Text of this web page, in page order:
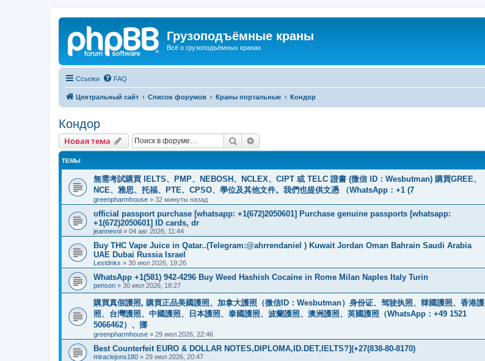
Грузоподъёмные краны
Всё о грузоподъёмных кранах
Ссылки FAQ
Центральный сайт Список форумов Краны портальные Кондор
Кондор
Новая тема Поиск
ТЕМЫ
無需考試購買 IELTS、PMP、NEBOSH、NCLEX、CIPT 或 TELC 證書 (微信 ID：Wesbutman) 購買GREE、
NCE、雅思、托福、PTE、CPSO、學位及其他文件。我們也提供文憑 （WhatsApp：+1 (7
greenpharmhouse » 32 минуты назад
official passport purchase [whatsapp: +1(672)2050601] Purchase genuine passports [whatsapp:
+1(672)2050601] ID cards, dr
jeannevol » 04 авг 2026, 11:44
Buy THC Vape Juice in Qatar..(Telegram:@ahrrendaniel ) Kuwait Jordan Oman Bahrain Saudi Arabia
UAE Dubai Russia Israel
Lestdnks » 30 июл 2026, 19:26
WhatsApp +1(581) 942-4296 Buy Weed Hashish Cocaine in Rome Milan Naples Italy Turin
penson » 30 июл 2026, 18:27
購買真假護照, 購買正品美國護照、加拿大護照（微信ID：Wesbutman）身份证、驾驶执照、韓國護照、香港護
照、台灣護照、中國護照、日本護照、泰國護照、波蘭護照、澳洲護照、英國護照（WhatsApp：+49 1521
5066462）、挪
greenpharmhouse » 29 июл 2026, 22:46
Best Counterfeit EURO & DOLLAR NOTES,DIPLOMA,ID.DET,IELTS?](+27(838-80-8170)
miraclejons180 » 29 июл 2026, 20:47